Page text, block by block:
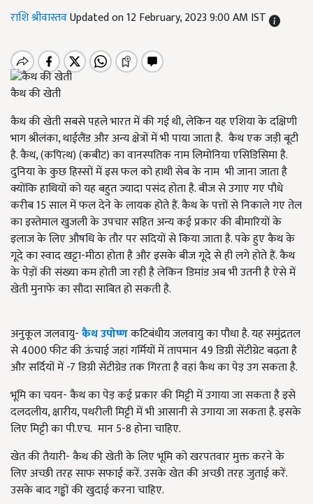
राशि श्रीवास्तवUpdated on 12 February, 2023 9:00 AM IST
कैथ की खेती
कैथ की खेती सबसे पहले भारत में की गई थी, लेकिन यह एशिया के दक्षिणी
भाग श्रीलंका, थाईलैंड और अन्य क्षेत्रों में भी पाया जाता है. कैथ एक जड़ी बूटी
है. कैथ, (कपित्थ) (कबीट) का वानस्पतिक नाम लिमोनिया एसिडिसिमा है.
दुनिया के कुछ हिस्सों में इस फल को हाथी सेब के नाम भी जाना जाता है
क्योंकि हाथियों को यह बहुत ज्यादा पसंद होता है. बीज से उगाए गए पौधे
करीब 15 साल में फल देने के लायक होते हैं. कैथ के पत्तों से निकाले गए तेल
का इस्तेमाल खुजली के उपचार सहित अन्य कई प्रकार की बीमारियों के
इलाज के लिए औषधि के तौर पर सदियों से किया जाता है. पके हुए कैथ के
गूदे का स्वाद खट्टा-मीठा होता है और इसके बीज गूदे से ही लगे होते हैं. कैथ
के पेड़ों की संख्या कम होती जा रही है लेकिन डिमांड अब भी उतनी है ऐसे में
खेती मुनाफे का सौदा साबित हो सकती है.
अनुकूल जलवायु-कैथ उपोष्णकटिबंधीय जलवायु का पौधा है. यह समुंद्रतल
से 4000 फीट की ऊंचाई जहां गर्मियों में तापमान 49 डिग्री सेंटीग्रेट बढ़ता है
और सर्दियों में -7 डिग्री सेंटीग्रेड तक गिरता है वहां कैथ का पेड़ उग सकता है.
भूमि का चयन- कैथ का पेड़ कई प्रकार की मिट्टी में उगाया जा सकता है इसे
दलदलीय, क्षारीय, पथरीली मिट्टी में भी आसानी से उगाया जा सकता है. इसके
लिए मिट्टी का पी.एच. मान 5-8 होना चाहिए.
खेत की तैयारी- कैथ की खेती के लिए भूमि को खरपतवार मुक्त करने के
लिए अच्छी तरह साफ सफाई करें. उसके खेत की अच्छी तरह जुताई करें.
उसके बाद गड्ढों की खुदाई करना चाहिए.